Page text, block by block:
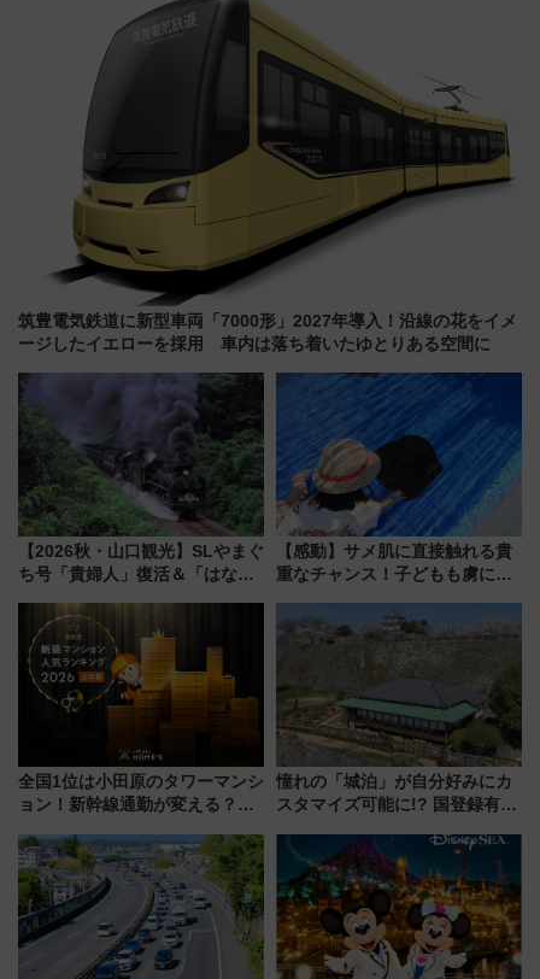
筑豊電気鉄道に新型車両「7000形」2027年導入！沿線の花をイメ
ージしたイエローを採用 車内は落ち着いたゆとりある空間に
【2026秋・山口観光】SLやまぐ
ち号「貴婦人」復活＆「はなあ
注目観光列車まとめ きっぷの取
り方は？
【感動】サメ肌に直接触れる貴
重なチャンス！子どもも虜にな
メのタッチングプール」【夏休
み限定企画】
全国1位は小田原のタワーマンシ
ョン！新幹線通勤が変える？
【新築マンション人気ランキン
グ】
憧れの「城泊」が自分好みにカ
スタマイズ可能に!? 国登録有形
にオーダーメイド型の宿泊プラ
ンが誕生！